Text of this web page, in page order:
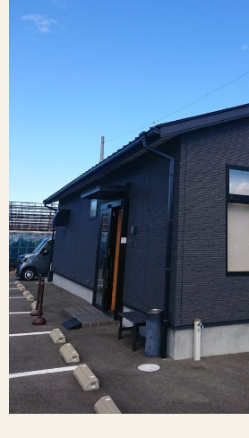
レシピの紹介
生産者
和牛を食べる